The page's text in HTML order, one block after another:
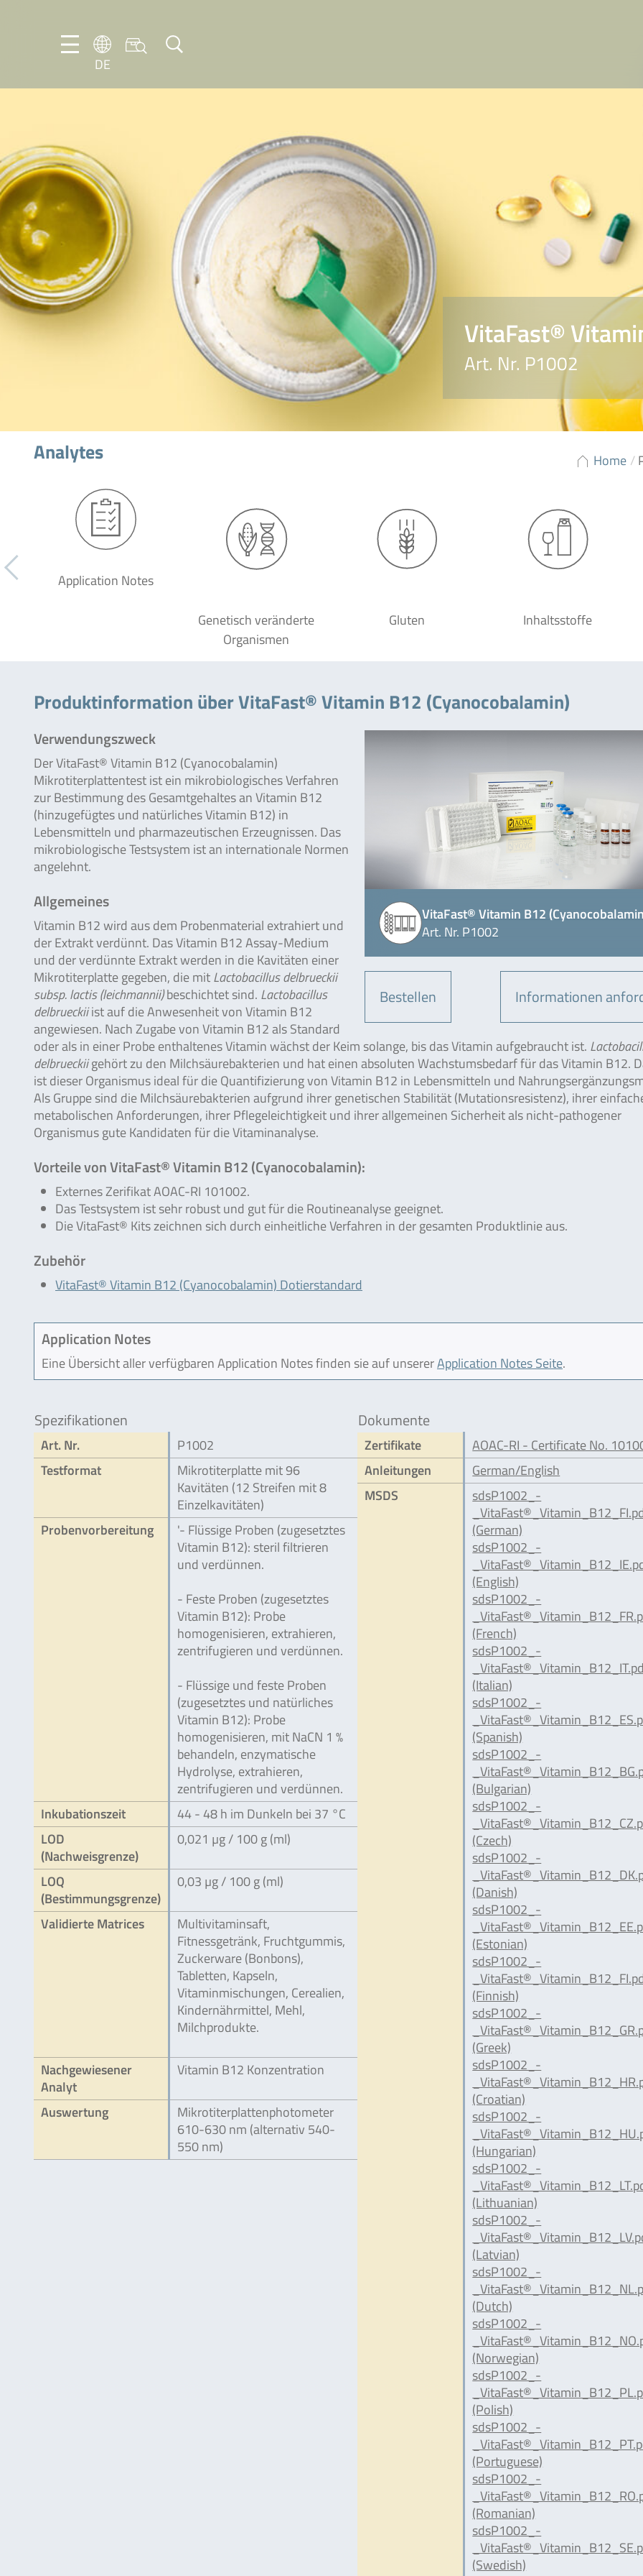
DE
DE
VitaFast®
Art. Nr. P1002
Home /
Analytes
Application Notes
Genetisch veränderte
Organismen
Gluten Inhaltsstoffe
Produktinformation über VitaFast® Vitamin B12 (Cyanocobalamin)
VitaFast® Vitamin B12
Art. Nr. P1002
Bestellen Informationen
Verwendungszweck
Der VitaFast® Vitamin B12 (Cyanocobalamin)
Mikrotiterplattentest ist ein mikrobiologisches Verfahren
zur Bestimmung des Gesamtgehaltes an Vitamin B12
(hinzugefügtes und natürliches Vitamin B12) in
Lebensmitteln und pharmazeutischen Erzeugnissen. Das
mikrobiologische Testsystem ist an internationale Normen
angelehnt.
Allgemeines
Vitamin B12 wird aus dem Probenmaterial extrahiert und
der Extrakt verdünnt. Das Vitamin B12 Assay-Medium
und der verdünnte Extrakt werden in die Kavitäten einer
Mikrotiterplatte gegeben, die mitLactobacillus delbrueckii
subsp. lactis (leichmannii)beschichtet sind. Lactobacillus
delbrueckiiist auf die Anwesenheit von Vitamin B12
angewiesen. Nach Zugabe von Vitamin B12 als Standard
oder als in einer Probe enthaltenes Vitamin wächst der Keim solange, bis das Vitamin aufgebraucht ist.
delbrueckiigehört zu den Milchsäurebakterien und hat einen absoluten Wachstumsbedarf für das Vitamin B12.
ist dieser Organismus ideal für die Quantifizierung von Vitamin B12 in Lebensmitteln und
Als Gruppe sind die Milchsäurebakterien aufgrund ihrer genetischen Stabilität (Mutationsresistenz), ihrer
metabolischen Anforderungen, ihrer Pflegeleichtigkeit und ihrer allgemeinen Sicherheit als nicht-pathogener
Organismus gute Kandidaten für die Vitaminanalyse.
Vorteile von VitaFast® Vitamin B12 (Cyanocobalamin):
Externes Zerifikat AOAC-RI 101002.
Das Testsystem ist sehr robust und gut für die Routineanalyse geeignet.
Die VitaFast® Kits zeichnen sich durch einheitliche Verfahren in der gesamten Produktlinie aus.
Zubehör
VitaFast® Vitamin B12 (Cyanocobalamin) Dotierstandard
Application Notes
Eine Übersicht aller verfügbaren Application Notes finden sie auf unsererApplication Notes Seite.
Spezifikationen
Art. Nr.
P1002
Testformat
Mikrotiterplatte mit 96
Kavitäten (12 Streifen mit 8
Einzelkavitäten)
Probenvorbereitung
'- Flüssige Proben (zugesetztes
Vitamin B12): steril filtrieren
und verdünnen.
- Feste Proben (zugesetztes
Vitamin B12): Probe
homogenisieren, extrahieren,
zentrifugieren und verdünnen.
- Flüssige und feste Proben
(zugesetztes und natürliches
Vitamin B12): Probe
homogenisieren, mit NaCN 1 %
behandeln, enzymatische
Hydrolyse, extrahieren,
zentrifugieren und verdünnen.
Inkubationszeit
44 - 48 h im Dunkeln bei 37 °C
LOD
(Nachweisgrenze)
0,021 µg / 100 g (ml)
LOQ
(Bestimmungsgrenze)
0,03 µg / 100 g (ml)
Validierte Matrices
Multivitaminsaft,
Fitnessgetränk, Fruchtgummis,
Zuckerware (Bonbons),
Tabletten, Kapseln,
Vitaminmischungen, Cerealien,
Kindernährmittel, Mehl,
Milchprodukte.
Nachgewiesener
Analyt
Vitamin B12 Konzentration
Auswertung
Mikrotiterplattenphotometer
610-630 nm (alternativ 540-
550 nm)
Dokumente
Zertifikate
AOAC-RI - Certificate No.
Anleitungen
German/English
MSDS
sdsP1002_-
(German)
sdsP1002_-
(English)
sdsP1002_-
(French)
sdsP1002_-
(Italian)
sdsP1002_-
(Spanish)
sdsP1002_-
(Bulgarian)
sdsP1002_-
(Czech)
sdsP1002_-
(Danish)
sdsP1002_-
(Estonian)
sdsP1002_-
(Finnish)
sdsP1002_-
(Greek)
sdsP1002_-
(Croatian)
sdsP1002_-
(Hungarian)
sdsP1002_-
(Lithuanian)
sdsP1002_-
(Latvian)
sdsP1002_-
(Dutch)
sdsP1002_-
(Norwegian)
sdsP1002_-
(Polish)
sdsP1002_-
(Portuguese)
sdsP1002_-
(Romanian)
sdsP1002_-
(Swedish)